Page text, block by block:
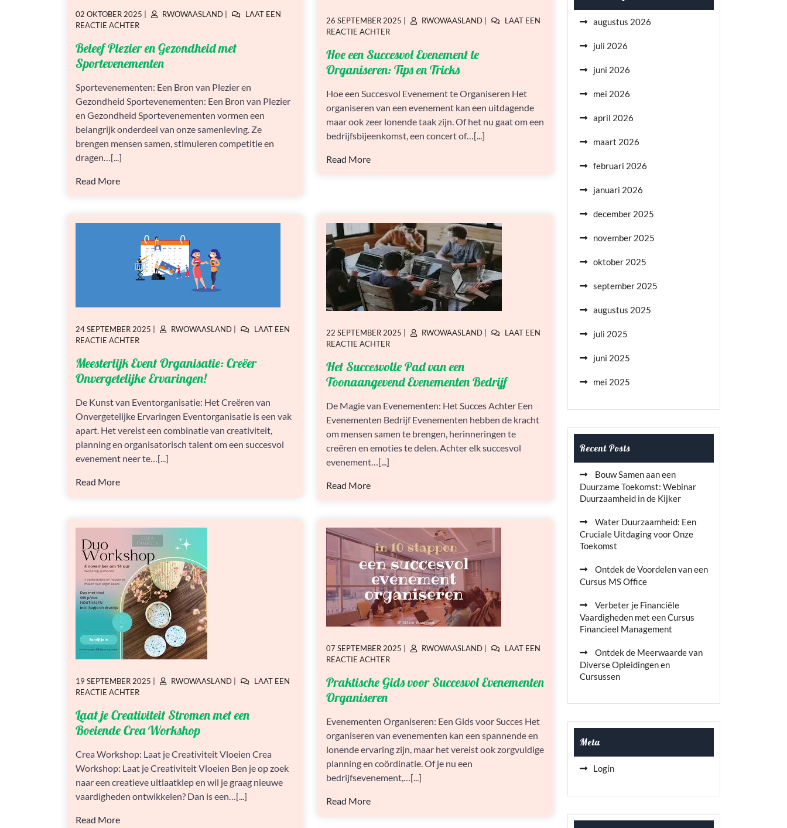
GEPLAATST
OP
02 OKTOBER 2025
GEPLAATST
RWOWAASLAND
LAAT EEN
REACTIE ACHTEROP
PLEZIER
GEZONDHEID
SPORTEVENEMENTEN
Beleef Plezier en Gezondheid met
Sportevenementen
Sportevenementen: Een Bron van Plezier en
Gezondheid Sportevenementen: Een Bron van Plezier
en Gezondheid Sportevenementen vormen een
belangrijk onderdeel van onze samenleving. Ze
brengen mensen samen, stimuleren competitie en
dragen…[...]
Read More
GEPLAATST
OP
26 SEPTEMBER 2025
GEPLAATST
RWOWAASLAND|
LAAT EEN
REACTIE ACHTEROP
EEN
SUCCESVOL
EVENEMENT
ORGANISEREN:
TIPS
EN
TRICKS
Hoe een Succesvol Evenement te
Organiseren: Tips en Tricks
Hoe een Succesvol Evenement te Organiseren Het
organiseren van een evenement kan een uitdagende
maar ook zeer lonende taak zijn. Of het nu gaat om een
bedrijfsbijeenkomst, een concert of…[...]
Read More
GEPLAATST
OP
24 SEPTEMBER 2025
GEPLAATST
RWOWAASLAND
LAAT EEN
REACTIE ACHTEROP
EVENT
ORGANISATIE:
CREËER
ERVARINGEN!
Meesterlijk Event Organisatie: Creëer
Onvergetelijke Ervaringen!
De Kunst van Eventorganisatie: Het Creëren van
Onvergetelijke Ervaringen Eventorganisatie is een vak
apart. Het vereist een combinatie van creativiteit,
planning en organisatorisch talent om een succesvol
evenement neer te…[...]
Read More
GEPLAATST
OP
22 SEPTEMBER 2025
GEPLAATST
RWOWAASLAND|
LAAT EEN
REACTIE ACHTEROP
SUCCESVOLLE
PAD
VAN
TOONAANGEVEND
EVENEMENTEN
BEDRIJF
Het Succesvolle Pad van een
Toonaangevend Evenementen Bedrijf
De Magie van Evenementen: Het Succes Achter Een
Evenementen Bedrijf Evenementen hebben de kracht
om mensen samen te brengen, herinneringen te
creëren en emoties te delen. Achter elk succesvol
evenement…[...]
Read More
GEPLAATST
OP
19 SEPTEMBER 2025
GEPLAATST
RWOWAASLAND
LAAT EEN
REACTIE ACHTEROP
JE
CREATIVITEIT
STROMEN
EEN
BOEIENDE
CREA
WORKSHOP
Laat je Creativiteit Stromen met een
Boeiende Crea Workshop
Crea Workshop: Laat je Creativiteit Vloeien Crea
Workshop: Laat je Creativiteit Vloeien Ben je op zoek
naar een creatieve uitlaatklep en wil je graag nieuwe
vaardigheden ontwikkelen? Dan is een…[...]
Read More
GEPLAATST
OP
07 SEPTEMBER 2025
GEPLAATST
RWOWAASLAND|
LAAT EEN
REACTIE ACHTEROP
GIDS
ORGANISEREN
Praktische Gids voor Succesvol Evenementen
Organiseren
Evenementen Organiseren: Een Gids voor Succes Het
organiseren van evenementen kan een spannende en
lonende ervaring zijn, maar het vereist ook zorgvuldige
planning en coördinatie. Of je nu een
bedrijfsevenement,…[...]
Read More
augustus 2026
juli 2026
juni 2026
mei 2026
april 2026
maart 2026
februari 2026
januari 2026
december 2025
november 2025
oktober 2025
september 2025
augustus 2025
juli 2025
juni 2025
mei 2025
Recent Posts
Bouw Samen aan een
Duurzame Toekomst: Webinar
Duurzaamheid in de Kijker
Water Duurzaamheid: Een
Cruciale Uitdaging voor Onze
Toekomst
Ontdek de Voordelen van een
Cursus MS Office
Verbeter je Financiële
Vaardigheden met een Cursus
Financieel Management
Ontdek de Meerwaarde van
Diverse Opleidingen en
Cursussen
Meta
Login